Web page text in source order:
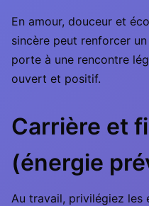
En amour, douceur et
sincère peut renforcer
porte à une rencontre
ouvert et positif.
Carrière et
(énergie
Au travail, privilégiez les